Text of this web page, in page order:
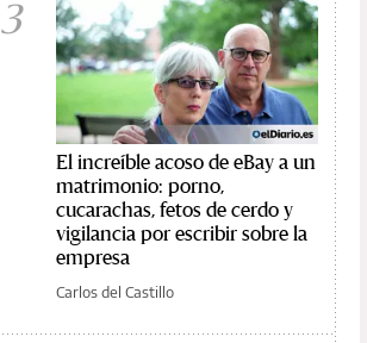
3
El increíble acoso de eBay a un
matrimonio: porno,
cucarachas, fetos de cerdo y
vigilancia por escribir sobre la
empresa
Carlos del Castillo